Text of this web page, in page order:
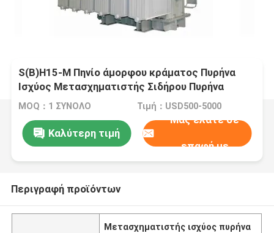
S(B)H15-M Πηνίο άμορφου κράματος Πυρήνα
Ισχύος Μετασχηματιστής Σιδήρου Πυρήνα
MOQ：1 ΣΥΝΟΛΟ Τιμή：USD500-5000
Καλύτερη τιμή
Μας ελάτε σε
επαφή με
Περιγραφή προϊόντων
Μετασχηματιστής ισχύος πυρήνα